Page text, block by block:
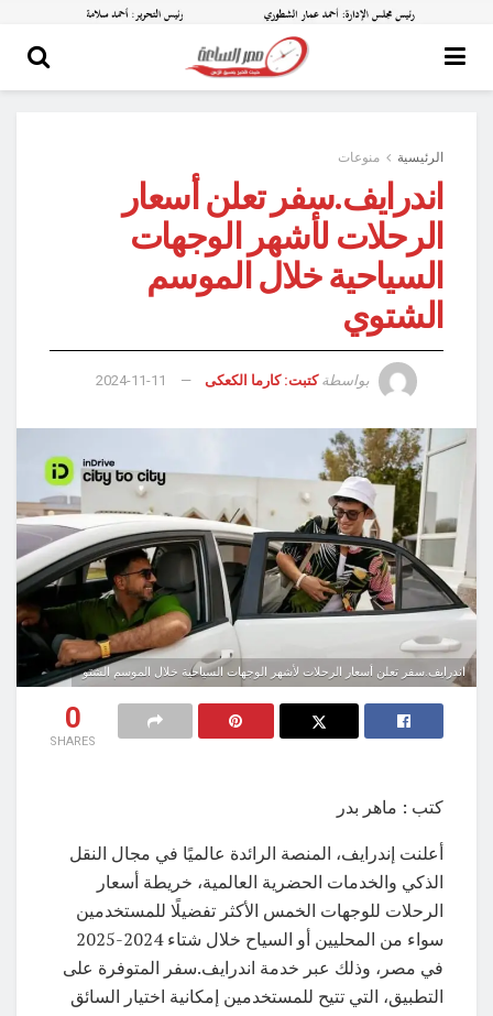
الرئيسية منوعات
اندرايف.سفر تعلن أسعار
الرحلات لأشهر الوجهات
السياحية خلال الموسم
الشتوي
بواسطة كتبت: كارما الكعكى 2024-11-11
اندرايف.سفر تعلن أسعار الرحلات لأشهر الوجهات السياحية خلال الموسم الشتو
0
SHARES
كتب : ماهر بدر
أعلنت إندرايف، المنصة الرائدة عالميًا في مجال النقل
الذكي والخدمات الحضرية العالمية، خريطة أسعار
الرحلات للوجهات الخمس الأكثر تفضيلًا للمستخدمين
سواء من المحليين أو السياح خلال شتاء 2024-2025
في مصر، وذلك عبر خدمة اندرايف.سفر المتوفرة على
التطبيق، التي تتيح للمستخدمين إمكانية اختيار السائق